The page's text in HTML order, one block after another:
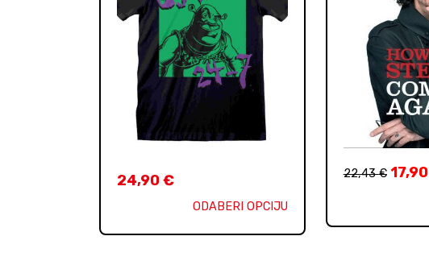
24,90€
ODABERI OPCIJU
22,43€ 17,90